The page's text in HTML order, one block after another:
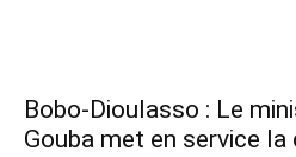
Bobo-Dioulasso : Le
Gouba met en service